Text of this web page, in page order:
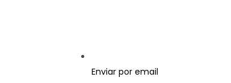
Enviar por email